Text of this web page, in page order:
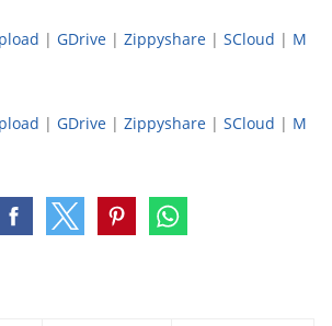
| GDrive | Zippyshare | SCloud | M
| GDrive | Zippyshare | SCloud | M